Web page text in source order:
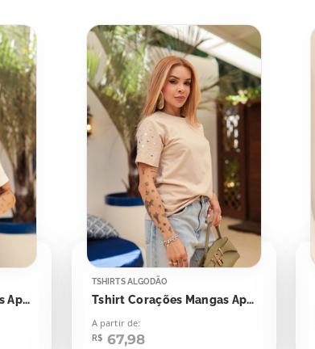
Tshirt Corações Mangas Aplicação
TSHIRTS ALGODÃO
Tshirt Corações Mangas Aplicação
A partir de:
R$ 67,98